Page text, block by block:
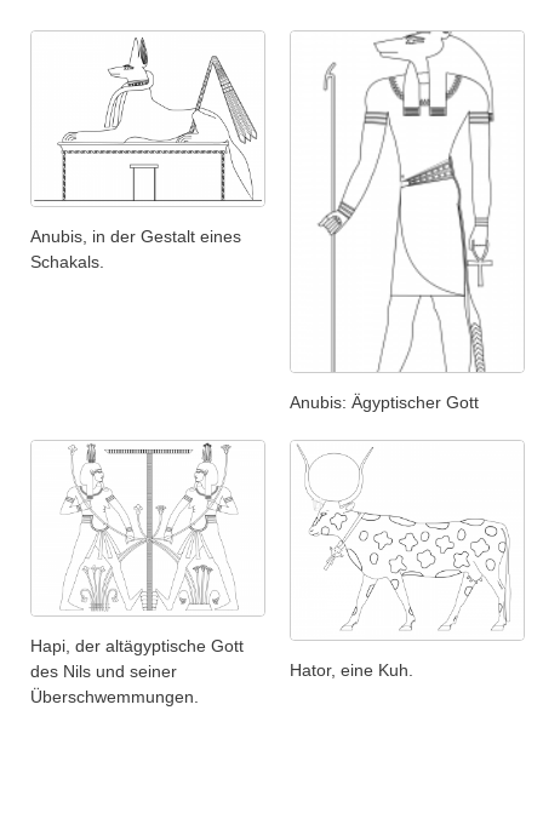
Anubis, in der Gestalt eines
Schakals.
Anubis: Ägyptischer Gott
Hapi, der altägyptische Gott
des Nils und seiner
Überschwemmungen.
Hator, eine Kuh.